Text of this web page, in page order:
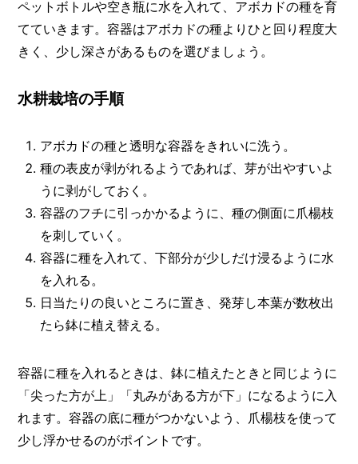
ペットボトルや空き瓶に水を入れて、アボカドの種を育
てていきます。容器はアボカドの種よりひと回り程度大
きく、少し深さがあるものを選びましょう。
水耕栽培の手順
アボカドの種と透明な容器をきれいに洗う。
種の表皮が剥がれるようであれば、芽が出やすいよ
うに剥がしておく。
容器のフチに引っかかるように、種の側面に爪楊枝
を刺していく。
容器に種を入れて、下部分が少しだけ浸るように水
を入れる。
日当たりの良いところに置き、発芽し本葉が数枚出
たら鉢に植え替える。
容器に種を入れるときは、鉢に植えたときと同じように
「尖った方が上」「丸みがある方が下」になるように入
れます。容器の底に種がつかないよう、爪楊枝を使って
少し浮かせるのがポイントです。